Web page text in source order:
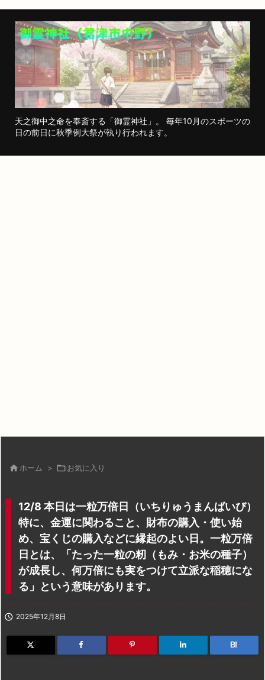
天之御中之命を奉斎する「御霊神社」。 毎年10月のスポーツの
日の前日に秋季例大祭が執り行われます。
 ホーム > お気に入り
12/8 本日は一粒万倍日（いちりゅうまんばいび）
特に、金運に関わること、財布の購入・使い始
め、宝くじの購入などに縁起のよい日。一粒万倍
日とは、「たった一粒の籾（もみ・お米の種子）
が成長し、何万倍にも実をつけて立派な稲穂にな
る」という意味があります。
 2025年12月8日
B!